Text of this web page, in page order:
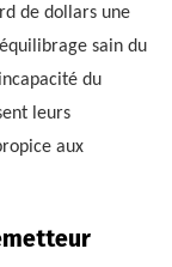
de dollars une
sain du
du
leurs
aux